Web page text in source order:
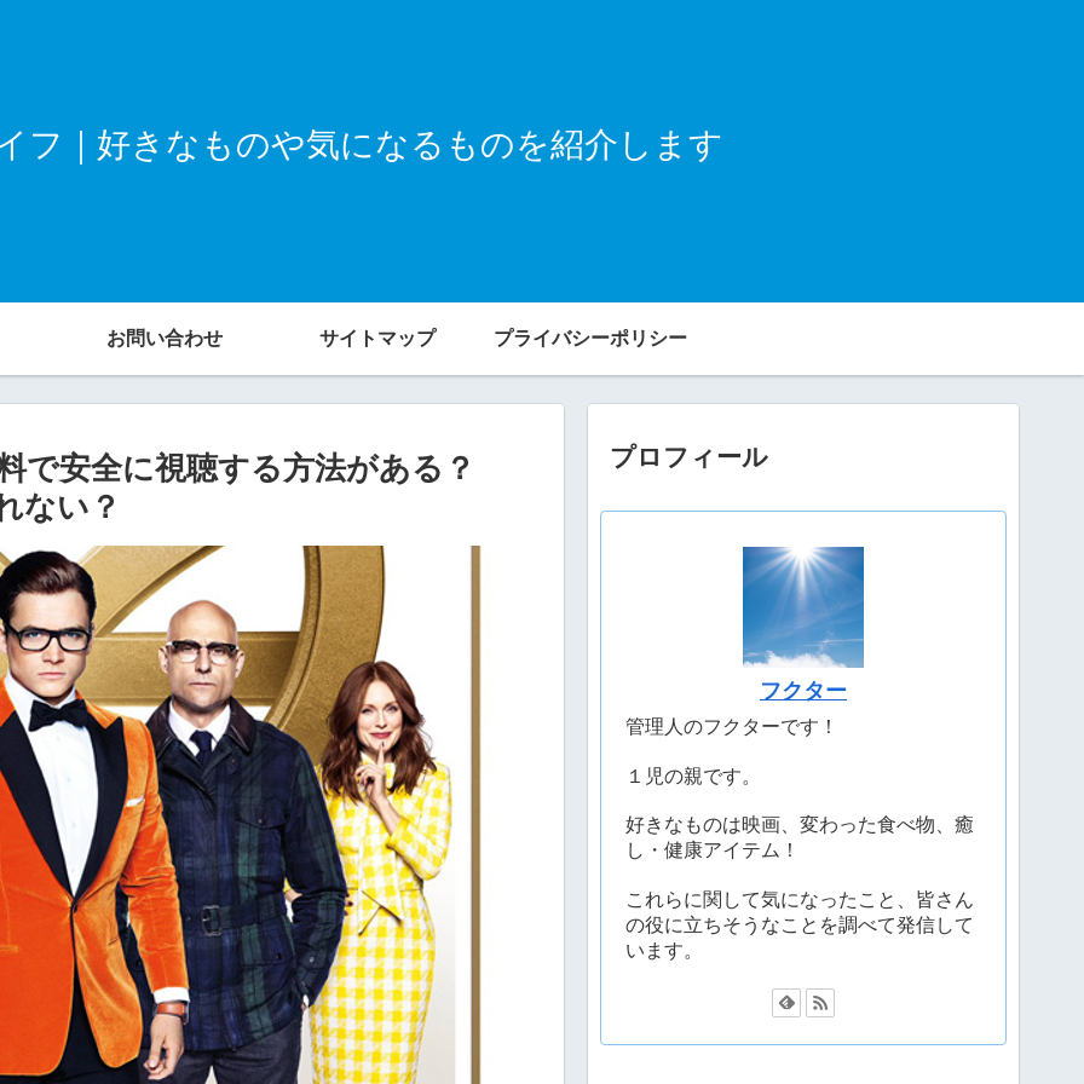
フ｜好きなものや気になるものを紹介します
お問い合わせ サイトマップ プライバシーポリシー
で安全に視聴する方法がある？
ない？
プロフィール
フクター
管理人のフクターです！
１児の親です。
好きなものは映画、変わった食べ物、癒
し・健康アイテム！
これらに関して気になったこと、皆さん
の役に立ちそうなことを調べて発信して
います。